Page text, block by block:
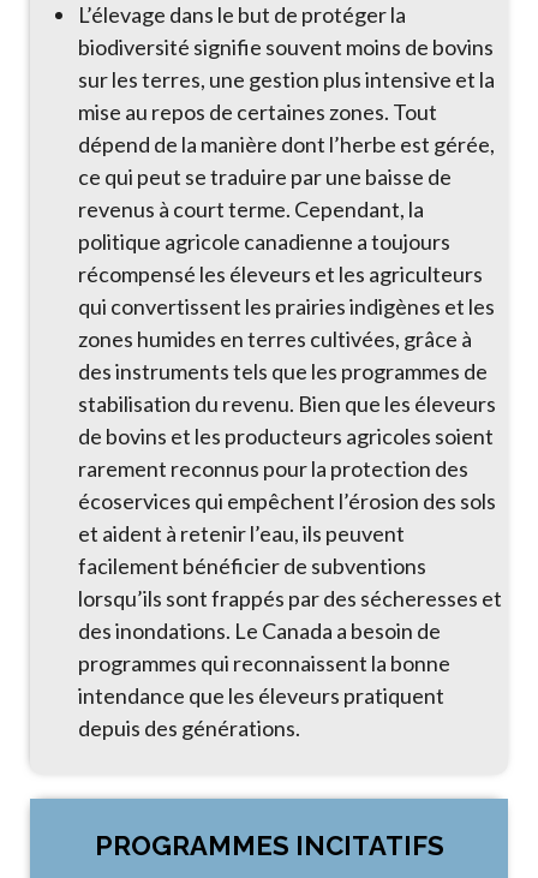
L’élevage dans le but de protéger la
biodiversité signifie souvent moins de bovins
sur les terres, une gestion plus intensive et la
mise au repos de certaines zones. Tout
dépend de la manière dont l’herbe est gérée,
ce qui peut se traduire par une baisse de
revenus à court terme. Cependant, la
politique agricole canadienne a toujours
récompensé les éleveurs et les agriculteurs
qui convertissent les prairies indigènes et les
zones humides en terres cultivées, grâce à
des instruments tels que les programmes de
stabilisation du revenu. Bien que les éleveurs
de bovins et les producteurs agricoles soient
rarement reconnus pour la protection des
écoservices qui empêchent l’érosion des sols
et aident à retenir l’eau, ils peuvent
facilement bénéficier de subventions
lorsqu’ils sont frappés par des sécheresses et
des inondations. Le Canada a besoin de
programmes qui reconnaissent la bonne
intendance que les éleveurs pratiquent
depuis des générations.
PROGRAMMES INCITATIFS